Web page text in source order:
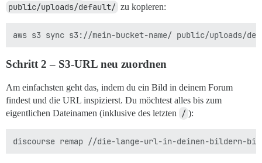
public/uploads/default/ zu kopieren:
Schritt 2 – S3-URL neu zuordnen
Am einfachsten geht das, indem du ein Bild in deinem Forum
findest und die URL inspizierst. Du möchtest alles bis zum
eigentlichen Dateinamen (inklusive des letzten
/ ):